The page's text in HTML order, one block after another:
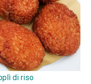
di riso